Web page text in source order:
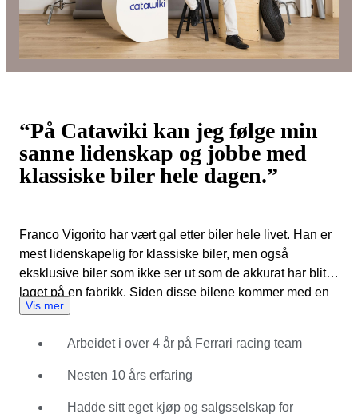
“På Catawiki kan jeg følge min
sanne lidenskap og jobbe med
klassiske biler hele dagen.”
Franco Vigorito har vært gal etter biler hele livet. Han er
mest lidenskapelig for klassiske biler, men også
eksklusive biler som ikke ser ut som de akkurat har blitt
laget på en fabrikk. Siden disse bilene kommer med en
dyr prislapp, bestemte Franco Vigorito seg for å begynne
dem og bygge et stort nettverk av kjøpere og selgere.
Etter seks år begynte han å jobbe som COO på Ferrari
om biler. I sin jobb innså Franco Vigorito at han ønsket å
Vis mer
Arbeidet i over 4 år på Ferrari racing team
Nesten 10 års erfaring
Hadde sitt eget kjøp og salgsselskap for